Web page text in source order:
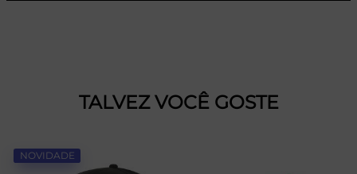
TALVEZ VOCÊ GOSTE
NOVIDADE